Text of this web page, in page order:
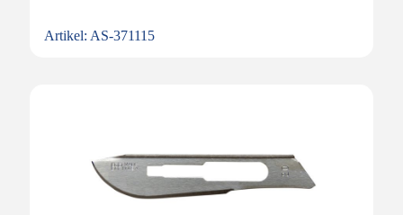
Artikel: AS-371115